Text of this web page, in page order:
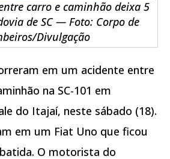
carro e caminhão deixa 5
de SC — Foto: Corpo de
Divulgação
em um acidente entre
na SC-101 em
do Itajaí, neste sábado (18).
em um Fiat Uno que ficou
O motorista do